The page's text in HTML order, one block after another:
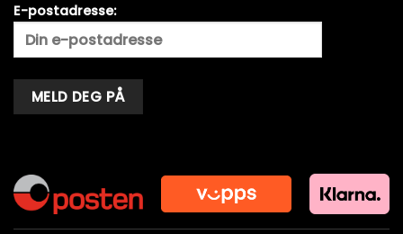
E-postadresse: